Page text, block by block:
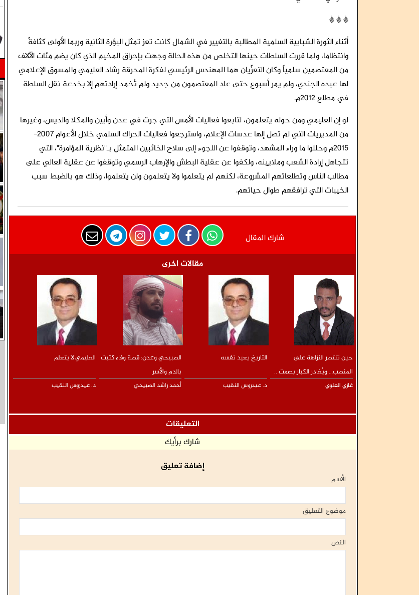
* * *
أثناء الثورة الشبابية السلمية المطالبة بالتغيير في الشمال كانت تعز تمثل البؤرة الثانية وربما الأولى كثافةً
وانتظاما، ولما قررت السلطات حينها التخلص من هذه الحالة وجهت بإحراق المخيم الذي كان يضم مئات الآلاف
من المعتصمين سلمياً وكان التعزِّيان هما المهندس الرئيسي لفكرة المحرقة رشاد العليمي والمسوق الإعلامي
لها عبده الجندي، ولم يمر أسبوع حتى عاد المعتصمون من جديد ولم تُخمد إرادتهم إلا بخدعة نقل السلطة
في مطلع 2012م.
لو إن العليمي ومن حوله يتعلمون، لتابعوا فعاليات الأمس التي جرت في عدن وأبين والمكلا والديس، وغيرها
من المديريات التي لم تصل إلها عدسات الإعلام، واسترجعوا فعاليات الحراك السلمي خلال الأعوام 2007-
2015م وحللوا ما وراء المشهد، وتوقفوا عن اللجوء إلى سلاح الخائبين المتمثل بـ"نظرية المؤامرة"، التي
تتجاهل إرادة الشعب وملايينه، ولكفوا عن عقلية البطش والإرهاب الرسمي وتوقفوا عن عقلية العالي على
مطالب الناس وتطلعاتهم المشروعة، لكنهم لم يتعلموا ولا يتعلمون ولن يتعلموا، وذلك هو بالضبط سبب
الخيبات التي ترافقهم طوال حياتهم.
شارك المقال
مقالات اخرى
حين تنتصر النزاهة على
المنصب… ويُغادر الكبار بصمت ..
غازي العلوي
التاريخ يعيد نفسه
د. عيدروس النقيب
الصبيحي وعدن: قصة وفاء كتبت
بالدم والأسر
أحمد راشد الصبيحي
العليمي لا يتعلم
د. عيدروس النقيب
التعليقات
شارك برأيك
إضافة تعليق
الأسم
موضوع التعليق
النص